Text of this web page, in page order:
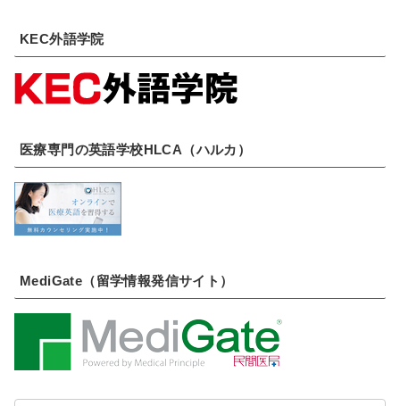
KEC外語学院
医療専門の英語学校HLCA（ハルカ）
MediGate（留学情報発信サイト）